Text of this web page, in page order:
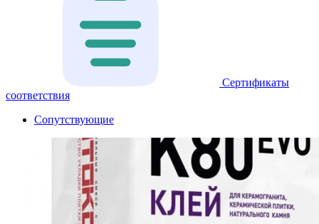
Сертификаты
соответствия
Сопутствующие